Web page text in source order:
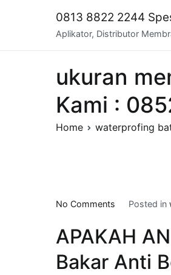
0813 8822 2244
Aplikator, Distributor
ukuran
Kami :
Home waterprofing
No Comments
membran
di
Posted in
APAKAH
Bakar Anti